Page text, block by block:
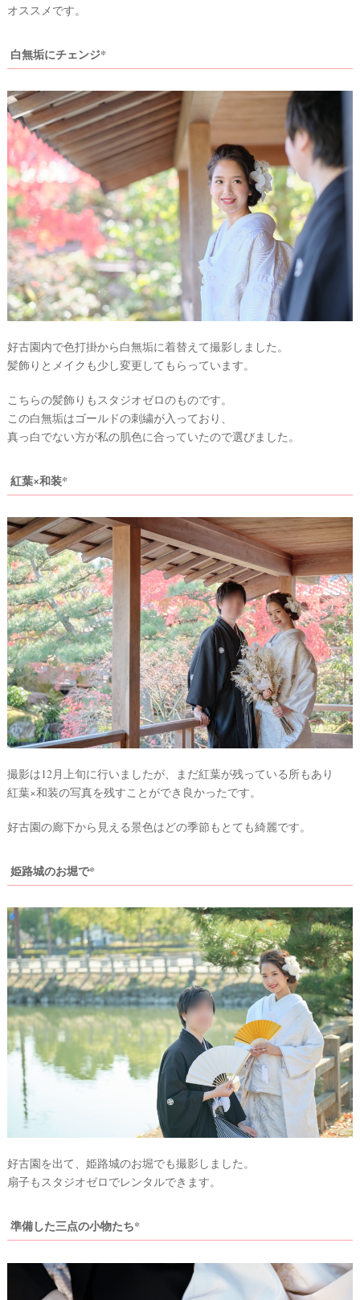
オススメです。
白無垢にチェンジ*
好古園内で色打掛から白無垢に着替えて撮影しました。
髪飾りとメイクも少し変更してもらっています。
こちらの髪飾りもスタジオゼロのものです。
この白無垢はゴールドの刺繍が入っており、
真っ白でない方が私の肌色に合っていたので選びました。
紅葉×和装*
撮影は12月上旬に行いましたが、まだ紅葉が残っている所もあり
紅葉×和装の写真を残すことができ良かったです。
好古園の廊下から見える景色はどの季節もとても綺麗です。
姫路城のお堀で*
好古園を出て、姫路城のお堀でも撮影しました。
扇子もスタジオゼロでレンタルできます。
準備した三点の小物たち*
結
婚
の
段
取
り
L
A
C
O
L
E
S
Y
公
式
サ
イ
ト
▶
新
ド
ス
記
事
を
c
h
e
c
k
ラ
ン
ー
ラ
ン
キ
ン
グ
ラ
ン
ー
レ
ポ
を
見
る